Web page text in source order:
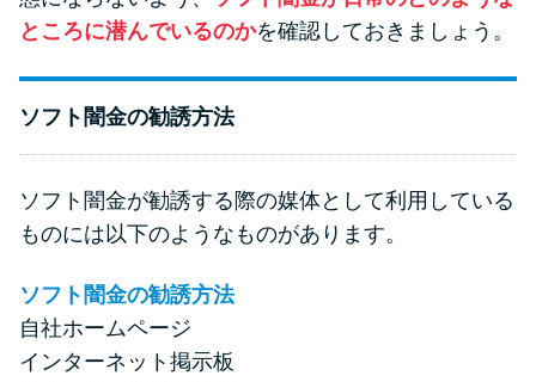
ところに潜んでいるのかを確認しておきましょう。
ソフト闇金の勧誘方法
ソフト闇金が勧誘する際の媒体として利用している
ものには以下のようなものがあります。
ソフト闇金の勧誘方法
自社ホームページ
インターネット掲示板